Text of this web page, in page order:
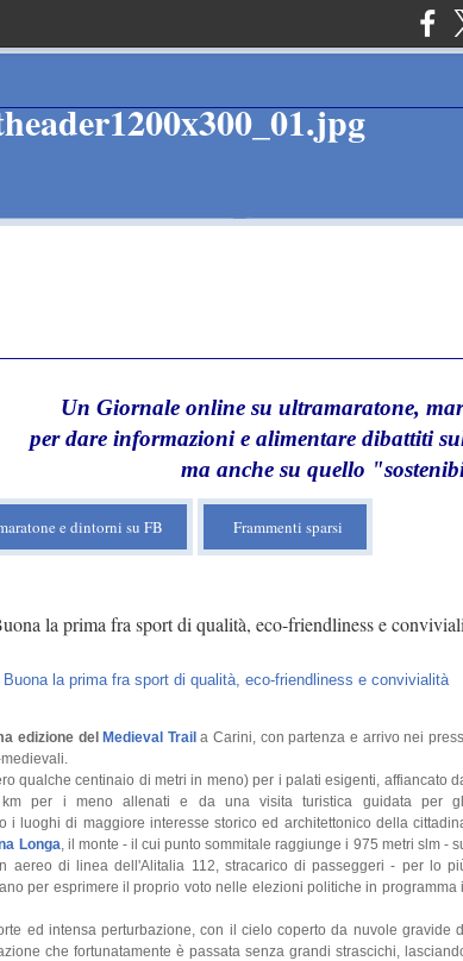
Un Giornale online su ultramaratone,
per dare informazioni e alimentare dibattiti
ma anche su quello
e dintorni su FB Frammenti sparsi
la prima fra sport di qualità, eco-friendliness e
edizione del Medieval Traila Carini, con partenza e arrivo nei
qualche centinaio di metri in meno) per i palati esigenti, affiancato
per i meno allenati e da una visita turistica guidata per
i luoghi di maggiore interesse storico ed architettonico della
Longa, il monte - il cui punto sommitale raggiunge i 975 metri slm -
aereo di linea dell'Alitalia 112, stracarico di passeggeri - per lo
per esprimere il proprio voto nelle elezioni politiche in programma il
ed intensa perturbazione, con il cielo coperto da nuvole gravide
che fortunatamente è passata senza grandi strascichi,